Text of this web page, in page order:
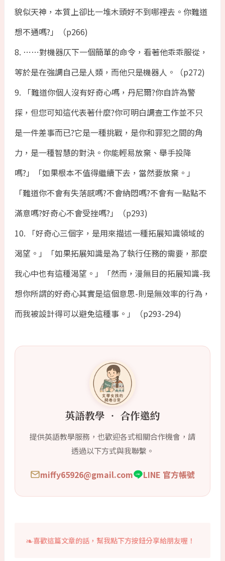
貌似天神，本質上卻比一堆木頭好不到哪裡去。你難道
想不通嗎?」（p266)
8. ⋯⋯對機器仄下一個簡單的命令，看著他乖乖服從，
等於是在強調自己是人類，而他只是機器人。（p272)
9. 「難道你個人沒有好奇心嗎，丹尼爾?你自許為警
探，但您可知這代表著什麼?你可明白調查工作並不只
是一件差事而已?它是一種挑戰，是你和罪犯之間的角
力，是一種智慧的對決。你能輕易放棄、舉手投降
嗎?」「如果根本不值得繼續下去，當然要放棄。」
「難道你不會有失落感嗎?不會納悶嗎?不會有一點點不
滿意嗎?好奇心不會受挫嗎?」（p293)
10. 「好奇心三個字，是用來描述一種拓展知識領域的
渴望。」「如果拓展知識是為了執行任務的需要，那麼
我心中也有這種渴望。」「然而，漫無目的拓展知識-我
想你所謂的好奇心其實是這個意思-則是無效率的行為，
而我被設計得可以避免這種事。」（p293-294)
英語教學 ‧ 合作邀約
提供英語教學服務，也歡迎各式相關合作機會，請
透過以下方式與我聯繫。
miffy65926@gmail.com LINE 官方帳號
喜歡這篇文章的話，幫我點下方按鈕分享給朋友喔！